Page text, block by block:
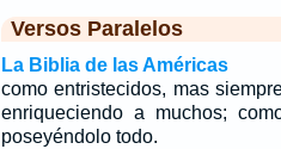
Versos Paralelos
La Biblia de las Américas
como entristecidos, mas
enriqueciendo a muchos;
poseyéndolo todo.